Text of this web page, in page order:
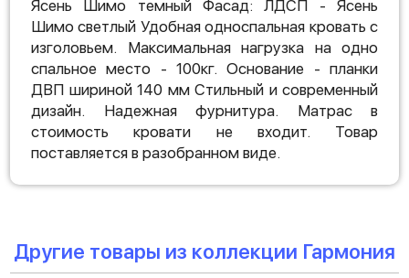
Ясень Шимо темный Фасад: ЛДСП - Ясень
Шимо светлый Удобная односпальная кровать с
изголовьем. Максимальная нагрузка на одно
спальное место - 100кг. Основание - планки
ДВП шириной 140 мм Стильный и современный
дизайн. Надежная фурнитура. Матрас в
стоимость кровати не входит. Товар
поставляется в разобранном виде.
Другие товары из коллекции Гармония